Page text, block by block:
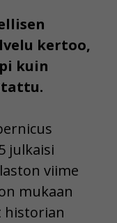
kertoo,
kuin
julkaisi
viime
mukaan
historian